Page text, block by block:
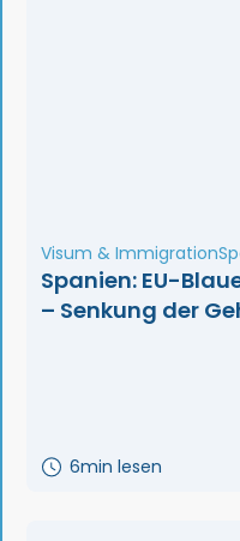
Visum & Immigration
Spanien: EU-
– Senkung der
6min lesen